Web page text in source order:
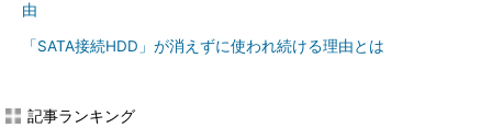
由
「SATA接続HDD」が消えずに使われ続ける理由とは
記事ランキング